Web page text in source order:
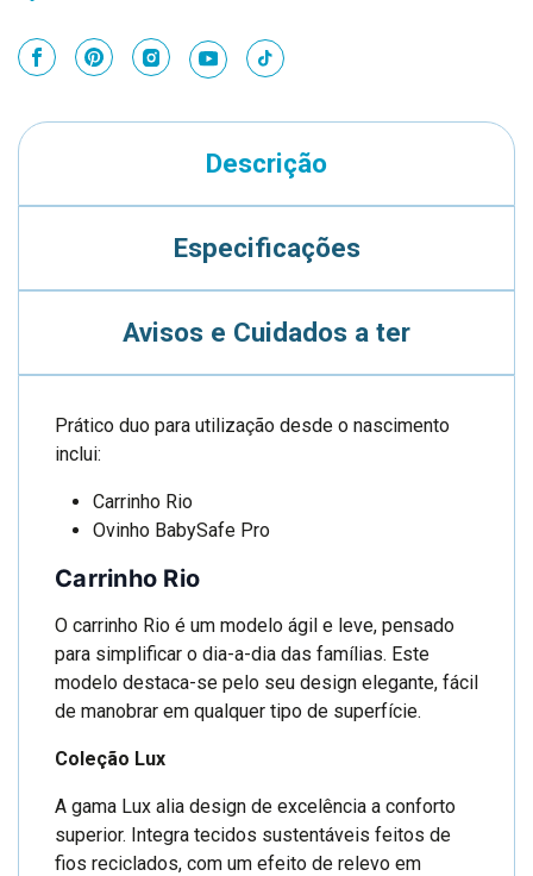
Descrição
Especificações
Avisos e Cuidados a ter
Prático duo para utilização desde o nascimento
inclui:
Carrinho Rio
Ovinho BabySafe Pro
Carrinho Rio
O carrinho Rio é um modelo ágil e leve, pensado
para simplificar o dia-a-dia das famílias. Este
modelo destaca-se pelo seu design elegante, fácil
de manobrar em qualquer tipo de superfície.
Coleção Lux
A gama Lux alia design de excelência a conforto
superior. Integra tecidos sustentáveis feitos de
fios reciclados, com um efeito de relevo em